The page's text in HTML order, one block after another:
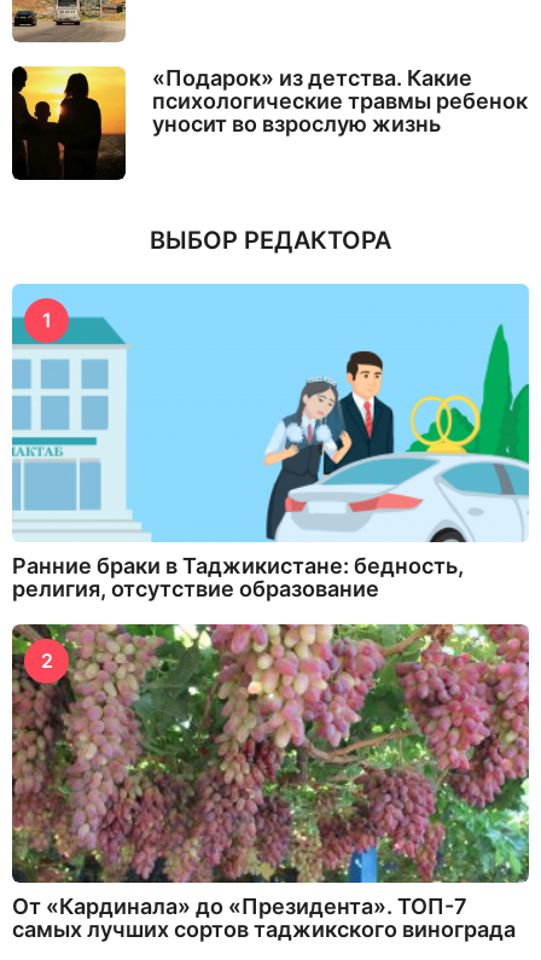
«Подарок» из детства. Какие
психологические травмы ребенок
уносит во взрослую жизнь
ВЫБОР РЕДАКТОРА
1
Ранние браки в Таджикистане: бедность,
религия, отсутствие образование
2
От «Кардинала» до «Президента». ТОП-7
самых лучших сортов таджикского винограда